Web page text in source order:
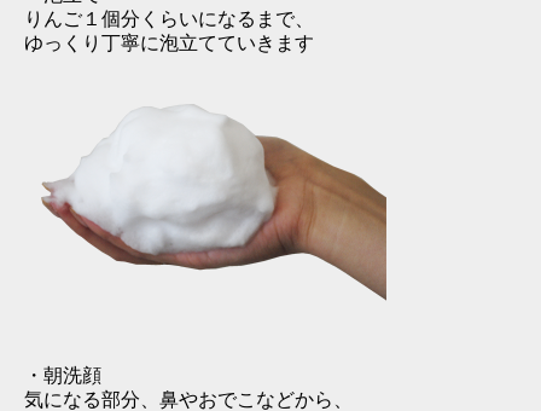
りんご１個分くらいになるまで、
ゆっくり丁寧に泡立てていきます
・朝洗顔
気になる部分、鼻やおでこなどから、